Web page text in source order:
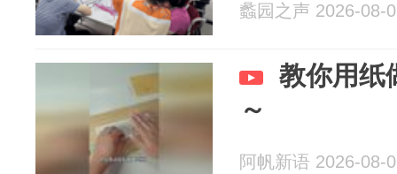
蠡园之声 2026-08-
教你用纸
～
阿帆新语 2026-08-